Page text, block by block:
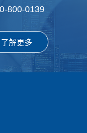
800-0139